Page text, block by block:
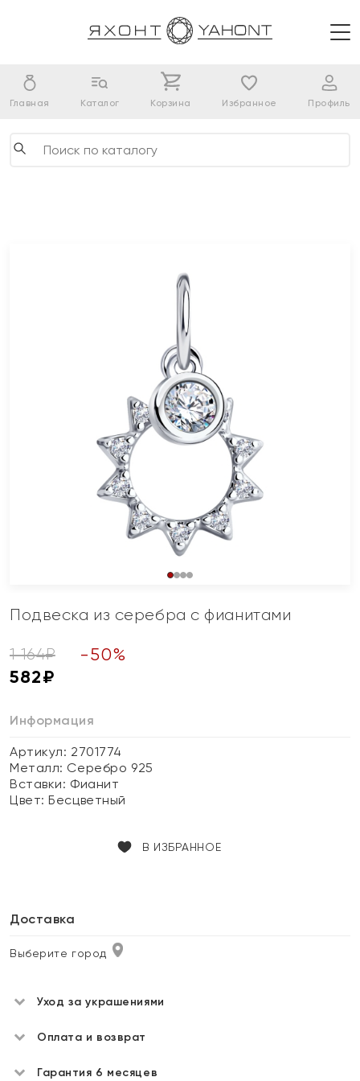
Главная Каталог Корзина Избранное Профиль
Подвеска из серебра с фианитами
1 164₽ -50%
582₽
Информация
Артикул: 2701774
Металл: Серебро 925
Вставки: Фианит
Цвет:Бесцветный
В ИЗБРАННОЕ
Доставка
Выберите город
Уход за украшениями
Оплата и возврат
Гарантия 6 месяцев